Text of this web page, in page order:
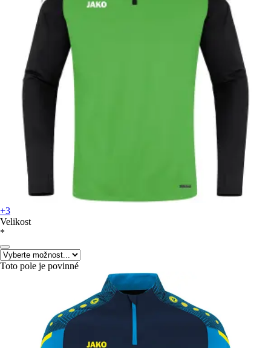
+3
Velikost
*
Toto pole je povinné